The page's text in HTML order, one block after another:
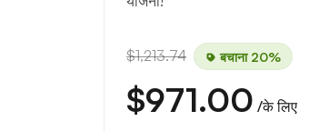
$1,213.74 बचाना 20%
$971.00 /के लिए